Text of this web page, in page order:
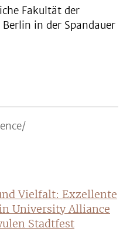
Fakultät der
in der Spandauer
Vielfalt: Exzellente
University Alliance
Stadtfest